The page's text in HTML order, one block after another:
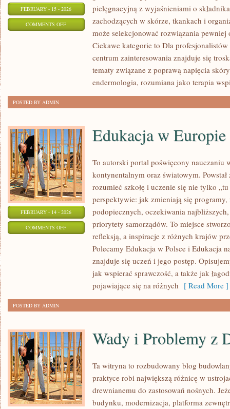
FEBRUARY - 15 - 2026
COMMENTS OFFON
KOSMETOLOGIA
ESTETYCZNA
pielęgnacyjną z wyjaśnieniami o
zachodzących w skórze, tkankach i
może selekcjonować rozwiązania pewniej
Ciekawe kategorie to Dla
centrum zainteresowania znajduje się
tematy związane z poprawą napięcia
endermologia, rozumiana jako terapia
POSTED BY ADMIN
FEBRUARY - 14 - 2026
COMMENTS OFFON
Edukacja w Europie
To autorski portal poświęcony nauczaniu
kontynentalnym oraz światowym.
rozumieć szkołę i uczenie się nie tylko
perspektywie: jak zmieniają się
podopiecznych, oczekiwania
priorytety samorządów. To miejsce
refleksją, a inspiracje z różnych krajów
Polecamy Edukacja w Polsce i Edukacja
znajduje się uczeń i jego postęp.
jak wspierać sprawczość, a także jak
pojawiające się na różnych [ Read More ]
POSTED BY ADMIN
Wady i Problemy z
Ta witryna to rozbudowany blog
praktyce robi największą różnicę w
drewnianemu do zastosowań nośnych.
budynku, modernizacja, platforma